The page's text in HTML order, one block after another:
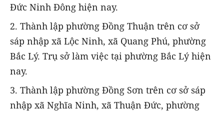
Đức Ninh Đông hiện nay.
2. Thành lập phường Đồng Thuận trên cơ sở
sáp nhập xã Lộc Ninh, xã Quang Phú, phường
Bắc Lý. Trụ sở làm việc tại phường Bắc Lý hiện
nay.
3. Thành lập phường Đồng Sơn trên cơ sở sáp
nhập xã Nghĩa Ninh, xã Thuận Đức, phường